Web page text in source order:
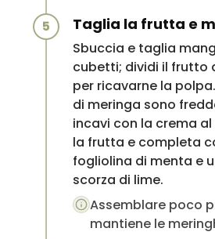
5 Taglia la frutta e
Sbuccia e taglia
cubetti; dividi il frutto
per ricavarne la
di meringa sono
incavi con la crema
la frutta e completa
fogliolina di menta e
scorza di lime.
Assemblare poco
mantiene le